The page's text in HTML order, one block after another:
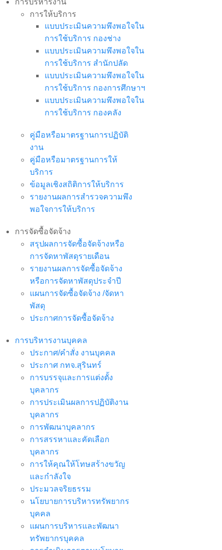
การบริหารงาน
การให้บริการ
แบบประเมินความพึงพอใจใน
การใช้บริการ กองช่าง
แบบประเมินความพึงพอใจใน
การใช้บริการ สำนักปลัด
แบบประเมินความพึงพอใจใน
การใช้บริการ กองการศึกษาฯ
แบบประเมินความพึงพอใจใน
การใช้บริการ กองคลัง
คู่มือหรือมาตรฐานการปฏิบัติ
งาน
คู่มือหรือมาตรฐานการให้
บริการ
ข้อมูลเชิงสถิติการให้บริการ
รายงานผลการสำรวจความพึง
พอใจการให้บริการ
การจัดซื้อจัดจ้าง
สรุปผลการจัดซื้อจัดจ้างหรือ
การจัดหาพัสดุรายเดือน
รายงานผลการจัดซื้อจัดจ้าง
หรือการจัดหาพัสดุประจำปี
แผนการจัดซื้อจัดจ้าง /จัดหา
พัสดุ
ประกาศการจัดซื้อจัดจ้าง
การบริหารงานบุคคล
ประกาศ/คำสั่ง งานบุคคล
ประกาศ กทจ.สุรินทร์
การบรรจุและการแต่งตั้ง
บุคลากร
การประเมินผลการปฏิบัติงาน
บุคลากร
การพัฒนาบุคลากร
การสรรหาและคัดเลือก
บุคลากร
การให้คุณให้โทษสร้างขวัญ
และกำลังใจ
ประมวลจริยธรรม
นโยบายการบริหารทรัพยากร
บุคคล
แผนการบริหารและพัฒนา
ทรัพยากรบุคคล